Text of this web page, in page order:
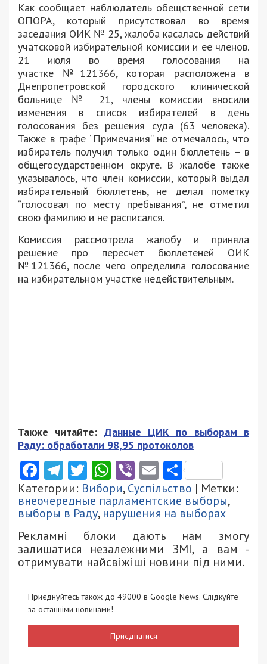
Как сообщает наблюдатель обещственной сети
ОПОРА, который присутствовал во время
заседания ОИК № 25, жалоба касалась действий
учатсковой избирательной комиссии и ее членов.
21 июля во время голосования на
участке №121366, которая расположена в
Днепропетровской городского клинической
больнице № 21, члены комиссии вносили
изменения в список избирателей в день
голосования без решения суда (63 человека).
Также в графе “Примечания” не отмечалось, что
избиратель получил только один бюллетень – в
общегосударственном округе. В жалобе также
указывалось, что член комиссии, который выдал
избирательный бюллетень, не делал пометку
“голосовал по месту пребывания”, не отметил
свою фамилию и не расписался.
Комиссия рассмотрела жалобу и приняла
решение про пересчет бюллетеней ОИК
№121366, после чего определила голосование
на избирательном участке недействительным.
Также читайте: Данные ЦИК по выборам в
Раду: обработали 98,95 протоколов
Facebook
Telegram
Twitter
WhatsApp
ViberEmail
Категории: Вибори,Суспільство | Метки:
внеочередные парламентские выборы,
выборы в Раду, нарушения на выборах
Рекламні блоки дають нам змогу
залишатися незалежними ЗМІ, а вам -
отримувати найсвіжіші новини під ними.
Приєднуйтесь також до 49000 в Google News. Слідкуйте
за останніми новинами!
Приєднатися